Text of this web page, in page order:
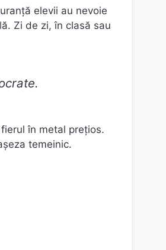
elevii au nevoie
Zi de zi, în clasă sau
în metal prețios.
temeinic.